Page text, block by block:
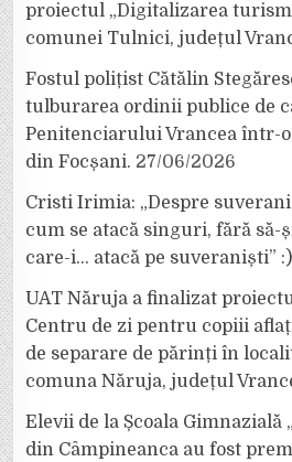
proiectul „Digitalizarea
comunei Tulnici, județul
Fostul polițist Cătălin
tulburarea ordinii publice de
Penitenciarului Vrancea într-
din Focșani. 27/06/2026
Cristi Irimia: „Despre
cum se atacă singuri, fără să-
care-i… atacă pe suveraniști” :)
UAT Năruja a finalizat
Centru de zi pentru copiii
de separare de părinți în
comuna Năruja, județul
Elevii de la Școala Gimnazială
din Câmpineanca au fost